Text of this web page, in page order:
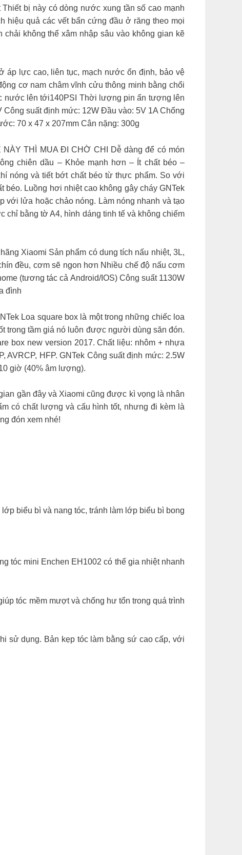
bị này có dòng nước xung tần số cao mạnh
hiệu quả các vết bẩn cứng đầu ở răng theo mọi
không thể xâm nhập sâu vào không gian kẽ
áp lực cao, liên tục, mạch nước ổn định, bảo vệ
cơ nam châm vĩnh cửu thông minh bằng chổi
nước lên tới140PSI Thời lượng pin ấn tượng lên
suất định mức: 12W Đầu vào: 5V 1A Chống
70 x 47 x 207mm Cân nặng: 300g
NÀY THÌ MUA ĐI CHỜ CHI Dễ dàng để có món
chiên dầu – Khỏe mạnh hơn – Ít chất béo –
nóng và tiết bớt chất béo từ thực phẩm. So với
béo. Luồng hơi nhiệt cao không gây cháy GNTek
với lửa hoặc chảo nóng. Làm nóng nhanh và tạo
chỉ bằng tờ A4, hình dáng tinh tế và không chiếm
Xiaomi Sản phẩm có dung tích nấu nhiệt, 3L,
đều, cơm sẽ ngon hơn Nhiều chế độ nấu cơm
(tương tác cả Android/IOS) Công suất 1130W
đình
Loa square box là một trong những chiếc loa
trong tầm giá nó luôn được người dùng săn đón.
box new version 2017. Chất liệu: nhôm + nhựa
HFP. GNTek Công suất định mức: 2.5W
giờ (40% âm lượng).
gần đây và Xiaomi cũng được kì vọng là nhân
có chất lượng và cấu hình tốt, nhưng đi kèm là
đón xem nhé!
biểu bì và nang tóc, tránh làm lớp biểu bì bong
tóc mini Enchen EH1002 có thể gia nhiệt nhanh
tóc mềm mượt và chống hư tổn trong quá trình
sử dụng. Bản kẹp tóc làm bằng sứ cao cấp, với